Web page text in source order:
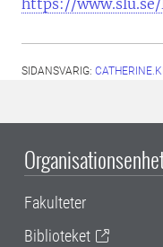
https://
SIDANSVARIG:
Fakulteter
Biblioteket